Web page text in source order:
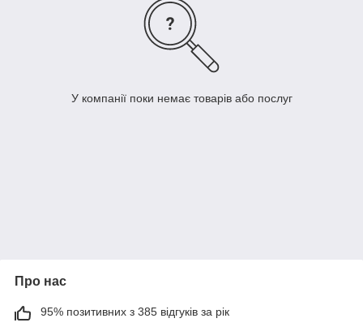
У компанії поки немає товарів або послуг
Про нас
95% позитивних з 385 відгуків за рік